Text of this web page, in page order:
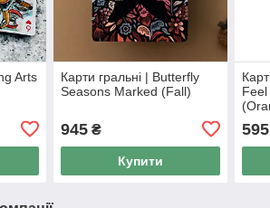
Arts
Карти гральні | Butterfly
Seasons Marked (Fall)
945₴
Купити
595